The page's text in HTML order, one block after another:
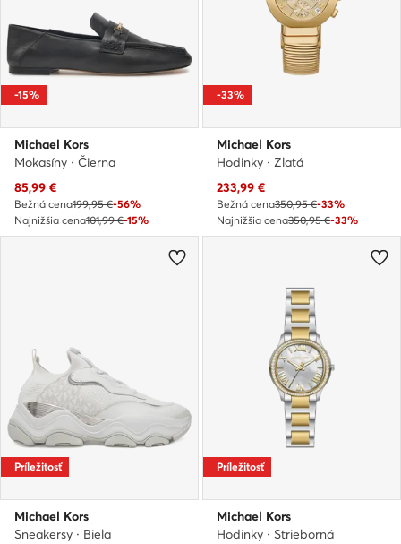
-15%
Michael Kors
Mokasíny · Čierna
Aktuálna cena
85,99 €
Bežná cena199,95 €-56%
Najnižšia cena101,99 €-15%
-33%
Michael Kors
Hodinky · Zlatá
Aktuálna cena
233,99 €
Bežná cena350,95 €-33%
Najnižšia cena350,95 €-33%
Príležitosť
Michael Kors
Sneakersy · Biela
Príležitosť
Michael Kors
Hodinky · Strieborná